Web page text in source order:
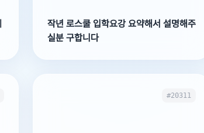
작년 로스쿨 입학요강 요약해서 설명해주
실분 구합니다
#20311